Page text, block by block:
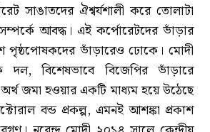
সাঙাতদের ঐশ্বর্যশালী করে তোলাটা
আবদ্ধ। এই কর্পোরেটদের ভাঁড়ার
ভাঁড়ারেও ঢোকে। মোদী
দল, বিশেষভাবে বিজেপির ভাঁড়ারে
জমা হওয়ার একটি মাধ্যম হয়ে উঠেছে
বন্ড প্রকল্প, এমনই আশঙ্কা প্রকাশ